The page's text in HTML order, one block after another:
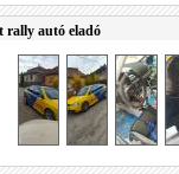
rally autó eladó